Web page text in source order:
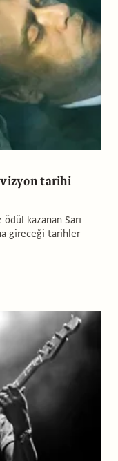
tarihi
kazanan Sarı
gireceği tarihler